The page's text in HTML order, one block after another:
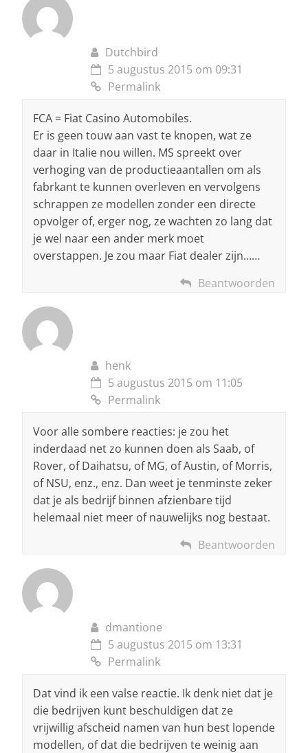
Dutchbird
5 augustus 2015 om 09:31
Permalink
FCA = Fiat Casino Automobiles.
Er is geen touw aan vast te knopen, wat ze
daar in Italie nou willen. MS spreekt over
verhoging van de productieaantallen om als
fabrkant te kunnen overleven en vervolgens
schrappen ze modellen zonder een directe
opvolger of, erger nog, ze wachten zo lang dat
je wel naar een ander merk moet
overstappen. Je zou maar Fiat dealer zijn……
Beantwoorden
henk
5 augustus 2015 om 11:05
Permalink
Voor alle sombere reacties: je zou het
inderdaad net zo kunnen doen als Saab, of
Rover, of Daihatsu, of MG, of Austin, of Morris,
of NSU, enz., enz. Dan weet je tenminste zeker
dat je als bedrijf binnen afzienbare tijd
helemaal niet meer of nauwelijks nog bestaat.
Beantwoorden
dmantione
5 augustus 2015 om 13:31
Permalink
Dat vind ik een valse reactie. Ik denk niet dat je
die bedrijven kunt beschuldigen dat ze
vrijwillig afscheid namen van hun best lopende
modellen, of dat die bedrijven te weinig aan